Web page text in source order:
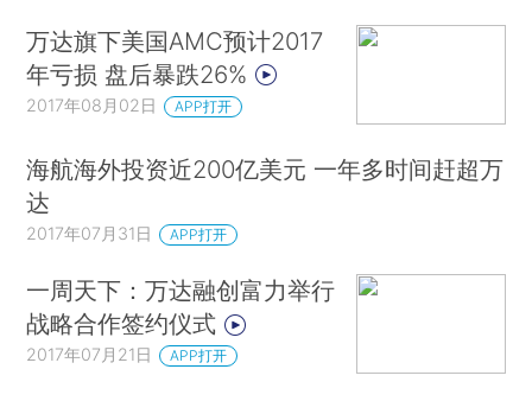
万达旗下美国AMC预计2017
年亏损 盘后暴跌26%
2017年08月02日 APP打开
海航海外投资近200亿美元 一年多时间赶超万
达
2017年07月31日 APP打开
一周天下：万达融创富力举行
战略合作签约仪式
2017年07月21日 APP打开